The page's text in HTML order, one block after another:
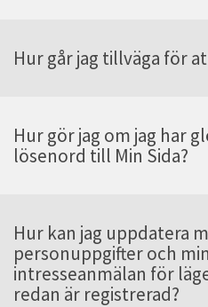
Hur går jag tillväga för
Hur gör jag om jag har
lösenord till Min Sida?
Hur kan jag uppdatera
personuppgifter och min
intresseanmälan för
redan är registrerad?